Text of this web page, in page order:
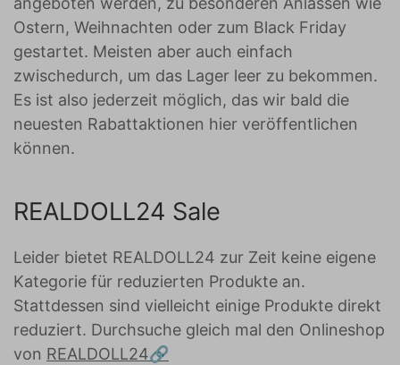
Ostern, Weihnachten oder zum Black Friday
gestartet. Meisten aber auch einfach
zwischedurch, um das Lager leer zu bekommen.
Es ist also jederzeit möglich, das wir bald die
neuesten Rabattaktionen hier veröffentlichen
können.
REALDOLL24 Sale
Leider bietet REALDOLL24 zur Zeit keine eigene
Kategorie für reduzierten Produkte an.
Stattdessen sind vielleicht einige Produkte direkt
reduziert. Durchsuche gleich mal den Onlineshop
von REALDOLL24